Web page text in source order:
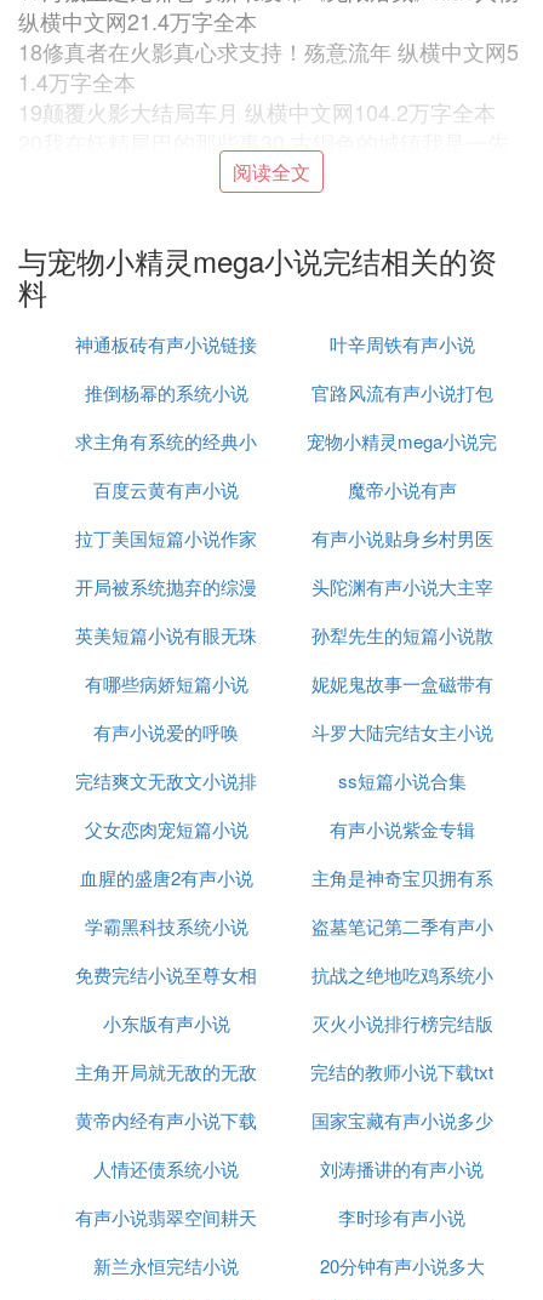
纵横中文网21.4万字全本
18修真者在火影真心求支持！殇意流年 纵横中文网5
1.4万字全本
19颠覆火影大结局车月 纵横中文网104.2万字全本
生 纵横中文网7万字连载中
21绯弹之超电磁炮终章 小队人员初成！圣银瞳梦 纵
22穿越二次元最新情况白衣绅士 飞卢小说网1.8万字
连载中
换会血皇影风 飞卢小说网26.6万字连载中
24我的男友是妖精第七十五章 前世今生狸猫zombie
25火影之两仪仙人传第二十九回 完结！了如梦幻般
离去云梦有熊 纵横中文网56.4万字全本
26综漫笔记23.不想面对的一切一只伪宅领主 纵横中
文网77.7万字连载中
中文网137.3万字连载中
28海贼王之天下无双不好意思开新书了两只小白白
29秦时明月之涿鹿天下第四十八章 蜀山巫蛊asd1473
563629 飞卢小说网15.2万字连载中
30宠物小精灵之鹤娘第一百四十章 有人找鹤娘妖的
境界 纵横中文网43.4万字连载中
网3.4万字连载中
32二次元之召唤神被封印的埃及使者傲娇天使 飞卢
33神乎新书发布六月诗意 纵横中文网21.8万字全本
34阿童铁第三十八章节疯狂打酱油 纵横中文网8.1万
字连载中
35圣斗士星矢Hero第九十四章、最终话 血雨中苏醒
36海贼之横行天下新书已上传！一绝 纵横中文网99.
4万字全本
37海贼歌第八章 先生生性散淡 纵横中文网54.9万字
38慰灵碑大结局 慰灵碑择良木而栖 纵横中文网15.3
万字全本
39海贼王之复仇之始183、相见（大结局）霜叶独舞
阅读全文
与宠物小精灵mega小说完结相关的资
料
神通板砖有声小说链接
叶辛周铁有声小说
推倒杨幂的系统小说
官路风流有声小说打包
下载
求主角有系统的经典小
说
宠物小精灵mega小说完
结
百度云黄有声小说
魔帝小说有声
拉丁美国短篇小说作家
有声小说贴身乡村男医
开局被系统抛弃的综漫
小说
头陀渊有声小说大主宰
英美短篇小说有眼无珠
孙犁先生的短篇小说散
文合集是
有哪些病娇短篇小说
妮妮鬼故事一盒磁带有
声小说
有声小说爱的呼唤
斗罗大陆完结女主小说
完结爽文无敌文小说排
行榜
ss短篇小说合集
父女恋肉宠短篇小说
有声小说紫金专辑
血腥的盛唐2有声小说
主角是神奇宝贝拥有系
统的小说
学霸黑科技系统小说
盗墓笔记第二季有声小
说全集
免费完结小说至尊女相
抗战之绝地吃鸡系统小
说
小东版有声小说
灭火小说排行榜完结版
主角开局就无敌的无敌
流小说完结
完结的教师小说下载txt
黄帝内经有声小说下载
国家宝藏有声小说多少
集
人情还债系统小说
刘涛播讲的有声小说
有声小说翡翠空间耕天
耘地
李时珍有声小说
新兰永恒完结小说
20分钟有声小说多大